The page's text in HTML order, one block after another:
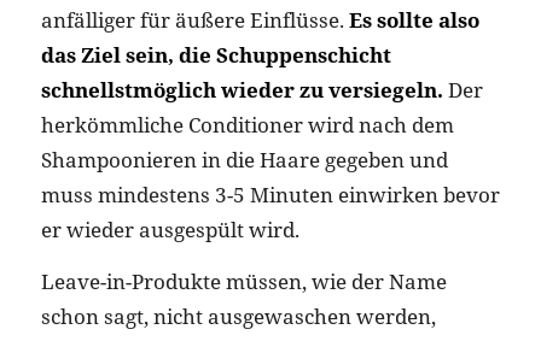
anfälliger für äußere Einflüsse. Es sollte also
das Ziel sein, die Schuppenschicht
schnellstmöglich wieder zu versiegeln. Der
herkömmliche Conditioner wird nach dem
Shampoonieren in die Haare gegeben und
muss mindestens 3-5 Minuten einwirken bevor
er wieder ausgespült wird.
Leave-in-Produkte müssen, wie der Name
schon sagt, nicht ausgewaschen werden,